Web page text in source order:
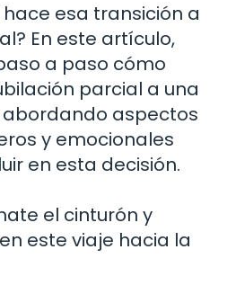
hace esa transición a
En este artículo,
a paso cómo
parcial a una
aspectos
y emocionales
en esta decisión.
el cinturón y
este viaje hacia la